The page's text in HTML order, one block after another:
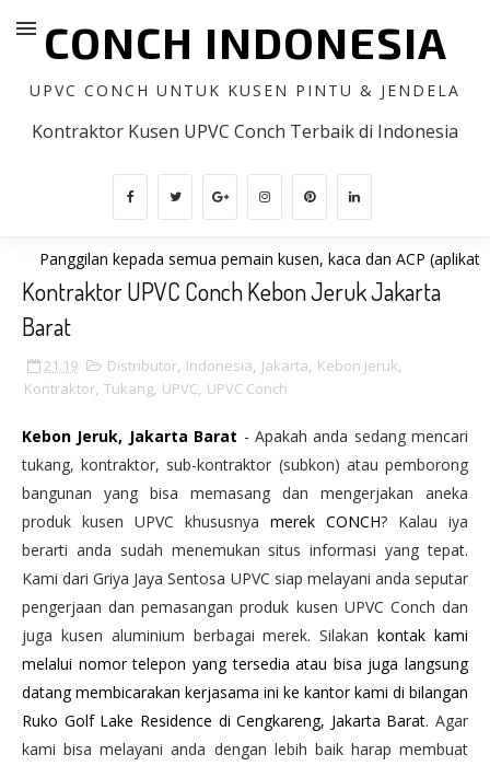
CONCH INDONESIA
UPVC CONCH UNTUK KUSEN PINTU & JENDELA
Kontraktor Kusen UPVC Conch Terbaik di Indonesia
kepada semua pemain kusen, kaca dan ACP (aplikator/
Kontraktor UPVC Conch Kebon Jeruk Jakarta
Barat
21.19 Distributor, Indonesia, Jakarta, Kebon Jeruk,
Kontraktor, Tukang, UPVC, UPVC Conch
Kebon Jeruk, Jakarta Barat - Apakah anda sedang mencari
tukang, kontraktor, sub-kontraktor (subkon) atau pemborong
bangunan yang bisa memasang dan mengerjakan aneka
produk kusen UPVC khususnya merek CONCH? Kalau iya
berarti anda sudah menemukan situs informasi yang tepat.
Kami dari Griya Jaya Sentosa UPVC siap melayani anda seputar
pengerjaan dan pemasangan produk kusen UPVC Conch dan
juga kusen aluminium berbagai merek. Silakankontak kami
melalui nomor telepon yang tersedia atau bisa juga langsung
datang membicarakan kerjasama ini ke kantor kami di bilangan
Ruko Golf Lake Residence di Cengkareng, Jakarta Barat. Agar
kami bisa melayani anda dengan lebih baik harap membuat